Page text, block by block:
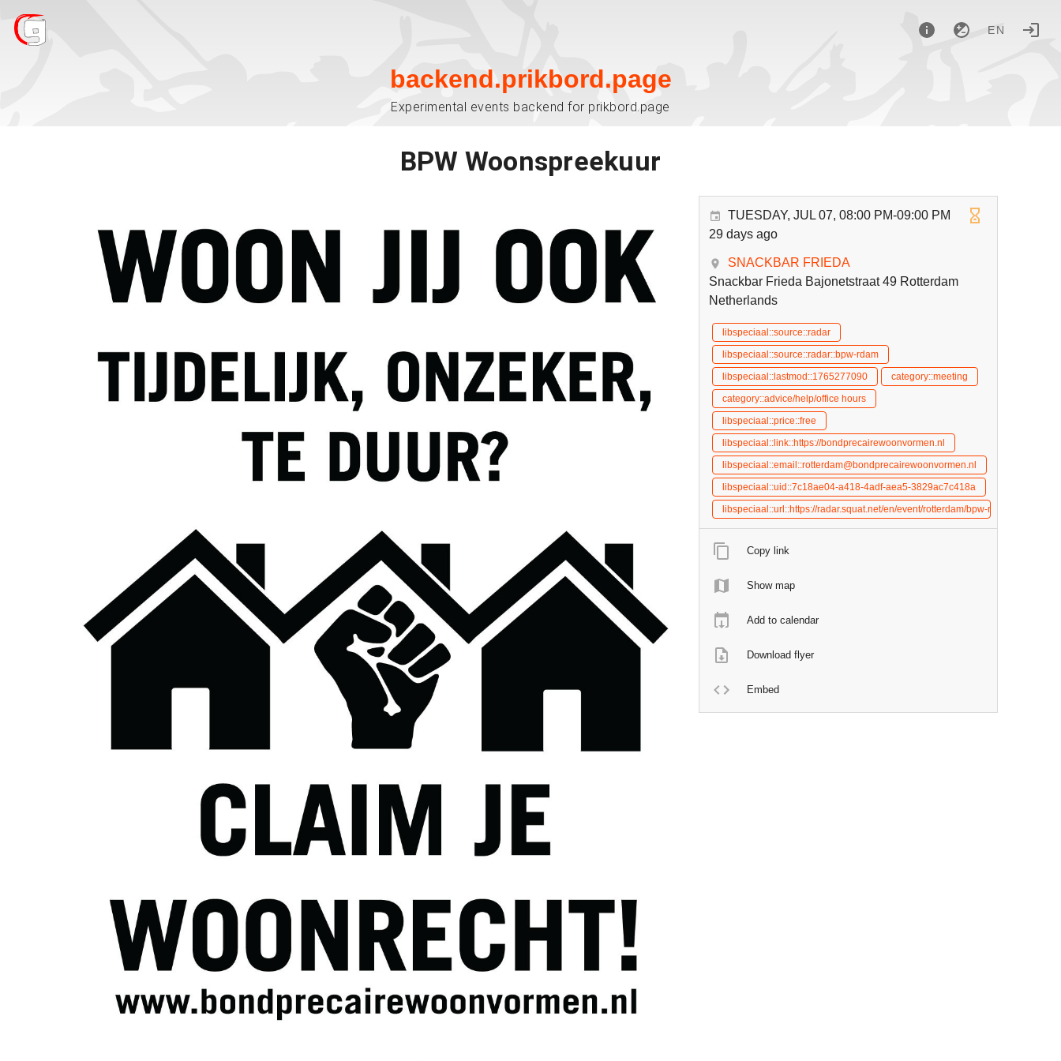
EN
backend.prikbord.page
Experimental events backend for prikbord.page
BPW Woonspreekuur
TUESDAY, JUL 07, 08:00 PM-09:00 PM
29 days ago
SNACKBAR FRIEDA
Snackbar Frieda Bajonetstraat 49 Rotterdam
Netherlands
libspeciaal::source::radar
libspeciaal::source::radar::bpw-rdam
libspeciaal::lastmod::1765277090
category::meeting
category::advice/help/office hours
libspeciaal::price::free
libspeciaal::link::https://bondprecairewoonvormen.nl
libspeciaal::email::rotterdam@bondprecairewoonvormen.nl
libspeciaal::uid::7c18ae04-a418-4adf-aea5-3829ac7c418a
libspeciaal::url::https://radar.squat.net/en/event/rotterdam/bpw-rotterdam/
Copy link
Show map
Add to calendar
Download flyer
Embed